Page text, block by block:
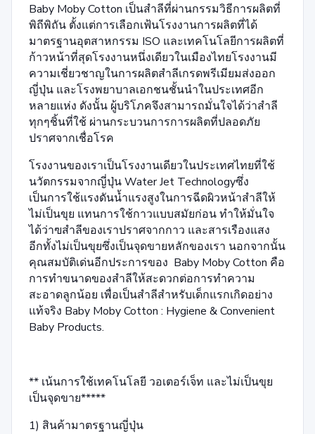
Baby Moby Cotton เป็นสำลีที่ผ่านกรรมวิธีการผลิตที่
พิถีพิถัน ตั้งแต่การเลือกเฟ้นโรงงานการผลิตที่ได้
มาตรฐานอุตสาหกรรม ISO และเทคโนโลยีการผลิตที่
ก้าวหน้าที่สุดโรงงานหนึ่งเดียวในเมืองไทยโรงงานมี
ความเชี่ยวชาญในการผลิตสำลีเกรดพรีเมียมส่งออก
ญี่ปุ่น และโรงพยาบาลเอกชนชั้นนำในประเทศอีก
หลายแห่ง ดังนั้น ผู้บริโภคจึงสามารถมั่นใจได้ว่าสำลี
ทุกๆชิ้นที่ใช้ ผ่านกระบวนการการผลิตที่ปลอดภัย
ปราศจากเชื่อโรค
โรงงานของเราเป็นโรงงานเดียวในประเทศไทยที่ใช้
นวัตกรรมจากญี่ปุ่น Water Jet Technologyซึ่ง
เป็นการใช้แรงดันน้ำแรงสูงในการฉีดผิวหน้าสำลีให้
ไม่เป็นขุย แทนการใช้กาวแบบสมัยก่อน ทำให้มั่นใจ
ได้ว่าฃสำลีของเราปราศจากกาว และสารเรืองแสง
อีกทั้งไม่เป็นขุยซึ่งเป็นจุดขายหลักของเรา นอกจากนั้น
คุณสมบัติเด่นอีกประการของ Baby Moby Cotton คือ
การทำขนาดของสำลีให้สะดวกต่อการทำความ
สะอาดลูกน้อย เพื่อเป็นสำลีสำหรับเด็กแรกเกิดอย่าง
แท้จริง Baby Moby Cotton : Hygiene & Convenient
Baby Products.
** เน้นการใช้เทคโนโลยี วอเตอร์เจ็ท และไม่เป็นขุย
เป็นจุดขาย*****
1) สินค้ามาตรฐานญี่ปุ่น